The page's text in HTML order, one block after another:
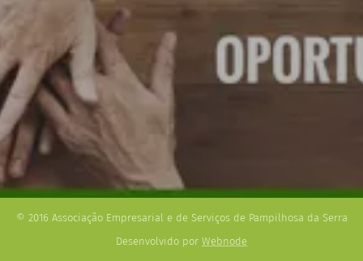
© 2016 Associação Empresarial e de Serviços de Pampilhosa da Serra
Desenvolvido por Webnode